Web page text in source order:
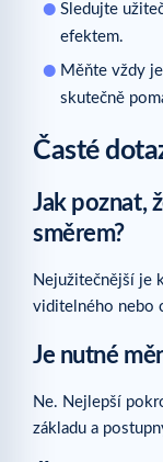
Sledujte
efektem.
Měňte vždy
skutečně
Časté
Jak poznat,
směrem?
Nejužitečnější je
viditelného nebo
Je nutné
Ne. Nejlepší
základu a